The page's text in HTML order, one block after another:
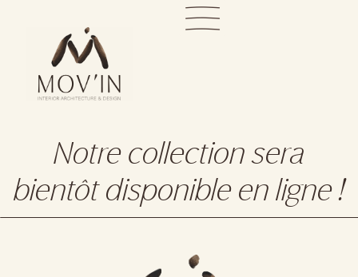
Notre collection sera
bientôt disponible en ligne !